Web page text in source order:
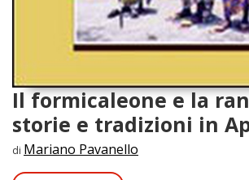
Il formicaleone e la
storie e tradizioni in
di Mariano Pavanello